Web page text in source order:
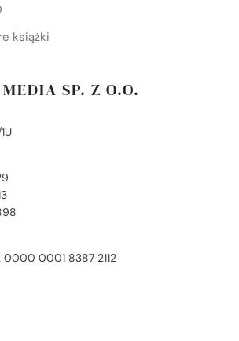
książki
SP. Z O.O.
0000 0001 8387 2112